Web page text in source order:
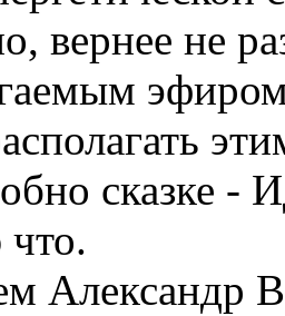
вернее не
сказке -
Александр